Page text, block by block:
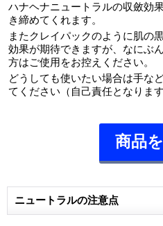
ハナヘナニュートラルの収斂効
き締めてくれます。
またクレイパックのように肌の
効果が期待できますが、なにぶ
方はご使用をお控えください。
どうしても使いたい場合は手な
てください（自己責任となります
商品
ニュートラルの注意点